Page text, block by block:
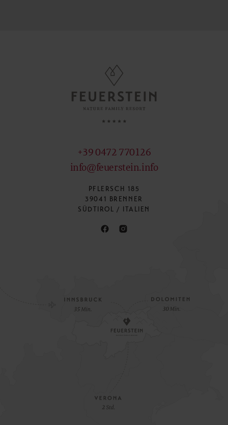
+39 0472 770126
info@feuerstein.info
PFLERSCH 185
39041 BRENNER
SÜDTIROL / ITALIEN